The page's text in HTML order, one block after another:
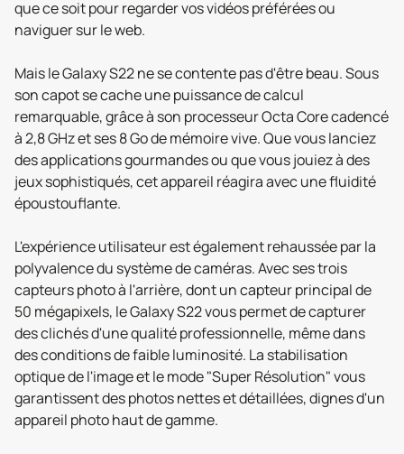
que ce soit pour regarder vos vidéos préférées ou
naviguer sur le web.
Mais le Galaxy S22 ne se contente pas d'être beau. Sous
son capot se cache une puissance de calcul
remarquable, grâce à son processeur Octa Core cadencé
à 2,8 GHz et ses 8 Go de mémoire vive. Que vous lanciez
des applications gourmandes ou que vous jouiez à des
jeux sophistiqués, cet appareil réagira avec une fluidité
époustouflante.
L'expérience utilisateur est également rehaussée par la
polyvalence du système de caméras. Avec ses trois
capteurs photo à l'arrière, dont un capteur principal de
50 mégapixels, le Galaxy S22 vous permet de capturer
des clichés d'une qualité professionnelle, même dans
des conditions de faible luminosité. La stabilisation
optique de l'image et le mode "Super Résolution" vous
garantissent des photos nettes et détaillées, dignes d'un
appareil photo haut de gamme.